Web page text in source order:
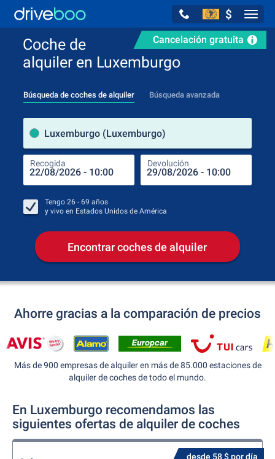
$
Cancelación gratuita
Coche de
alquiler en Luxemburgo
Búsqueda de coches de alquiler Búsqueda avanzada
Luxemburgo (Luxemburgo)
Recogida Devolución
Tengo 26 - 69 años
y vivo en Estados Unidos de América
Encontrar coches de alquiler
Ahorre gracias a la comparación de precios
Más de 900 empresas de alquiler en más de 85.000 estaciones de
alquiler de coches de todo el mundo.
En Luxemburgo recomendamos las
siguientes ofertas de alquiler de coches
desde 58 $ por día